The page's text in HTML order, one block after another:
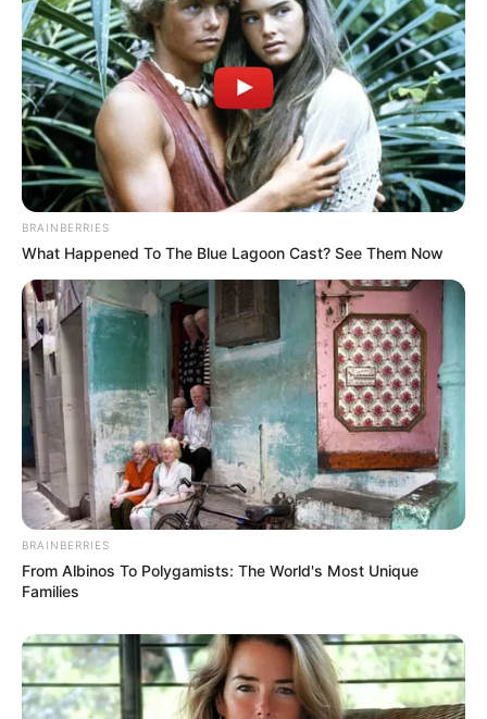
BRAINBERRIES
What Happened To The Blue Lagoon Cast? See Them Now
BRAINBERRIES
From Albinos To Polygamists: The World's Most Unique
Families